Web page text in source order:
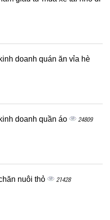
doanh quán ăn vỉa hè
doanh quần áo 24809
nuôi thỏ 21428